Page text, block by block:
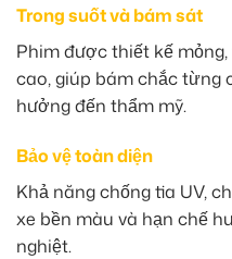
Trong suốt và bám sát
Phim được thiết kế
cao, giúp bám chắc từng
hưởng đến thẩm mỹ.
Bảo vệ toàn diện
Khả năng chống tia UV,
xe bền màu và hạn chế
nghiệt.